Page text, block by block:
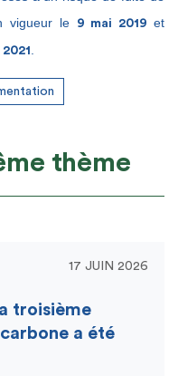
vigueur le
9 mai 2019et
thème
17 JUIN 2026
troisième
a été